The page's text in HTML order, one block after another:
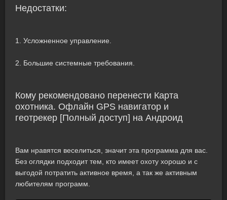
Недостатки:
1. Усложненное управление.
2. Большие системные требования.
Кому рекомендовано перенести Карта
охотника. Офлайн GPS навигатор и
геотрекер [Полный доступ] на Андроид
Вам нравятся веселиться, значит эта программа для вас.
Без оглядки подходит тем, кто имеет охоту хорошо и с
выгодой потратить активное время, а так же активным
любителям программ.